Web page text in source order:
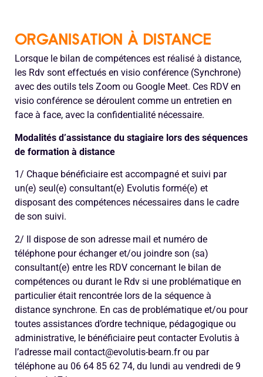
ORGANISATION À DISTANCE
Lorsque le bilan de compétences est réalisé à distance,
les Rdv sont effectués en visio conférence (Synchrone)
avec des outils tels Zoom ou Google Meet. Ces RDV en
visio conférence se déroulent comme un entretien en
face à face, avec la confidentialité nécessaire.
Modalités d’assistance du stagiaire lors des séquences
de formation à distance
1/ Chaque bénéficiaire est accompagné et suivi par
un(e) seul(e) consultant(e) Evolutis formé(e) et
disposant des compétences nécessaires dans le cadre
de son suivi.
2/ Il dispose de son adresse mail et numéro de
téléphone pour échanger et/ou joindre son (sa)
consultant(e) entre les RDV concernant le bilan de
compétences ou durant le Rdv si une problématique en
particulier était rencontrée lors de la séquence à
distance synchrone. En cas de problématique et/ou pour
toutes assistances d’ordre technique, pédagogique ou
administrative, le bénéficiaire peut contacter Evolutis à
l’adresse mail contact@evolutis-bearn.fr ou par
téléphone au 06 64 85 62 74, du lundi au vendredi de 9